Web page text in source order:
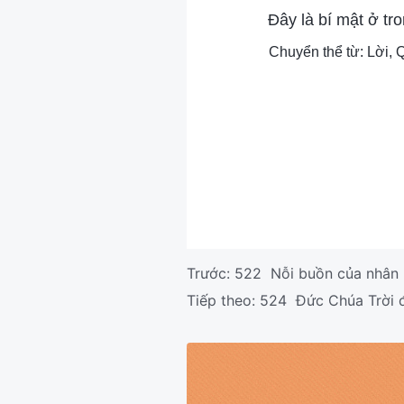
Đây là bí mật ở
Chuyển thể từ: Lời,
Trước: 522 Nỗi buồn của nhân
Tiếp theo: 524 Đức Chúa Trời